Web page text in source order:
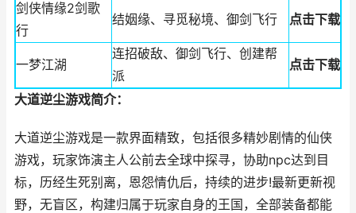
剑侠情缘2剑歌
行
结姻缘、寻觅秘境、御剑飞行 点击下载
一梦江湖
连招破敌、御剑飞行、创建帮
派
点击下载
大道逆尘游戏简介：
大道逆尘游戏是一款界面精致，包括很多精妙剧情的仙侠
游戏，玩家饰演主人公前去全球中探寻，协助npc达到目
标，历经生死别离，恩怨情仇后，持续的进步!最新更新视
野，无盲区，构建归属于玩家自身的王国，全部装备都能